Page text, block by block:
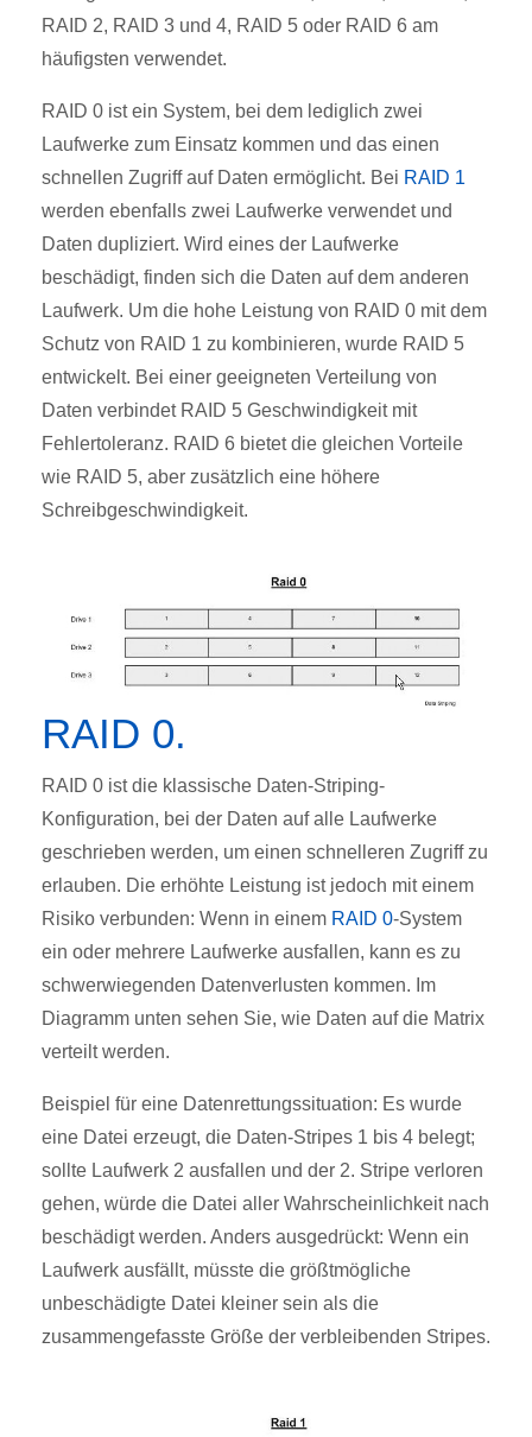
RAID 2, RAID 3 und 4, RAID 5 oder RAID 6 am
häufigsten verwendet.
RAID 0 ist ein System, bei dem lediglich zwei
Laufwerke zum Einsatz kommen und das einen
schnellen Zugriff auf Daten ermöglicht. Bei RAID 1
werden ebenfalls zwei Laufwerke verwendet und
Daten dupliziert. Wird eines der Laufwerke
beschädigt, finden sich die Daten auf dem anderen
Laufwerk. Um die hohe Leistung von RAID 0 mit dem
Schutz von RAID 1 zu kombinieren, wurde RAID 5
entwickelt. Bei einer geeigneten Verteilung von
Daten verbindet RAID 5 Geschwindigkeit mit
Fehlertoleranz. RAID 6 bietet die gleichen Vorteile
wie RAID 5, aber zusätzlich eine höhere
Schreibgeschwindigkeit.
RAID 0.
RAID 0 ist die klassische Daten-Striping-
Konfiguration, bei der Daten auf alle Laufwerke
geschrieben werden, um einen schnelleren Zugriff zu
erlauben. Die erhöhte Leistung ist jedoch mit einem
Risiko verbunden: Wenn in einem RAID 0-System
ein oder mehrere Laufwerke ausfallen, kann es zu
schwerwiegenden Datenverlusten kommen. Im
Diagramm unten sehen Sie, wie Daten auf die Matrix
verteilt werden.
Beispiel für eine Datenrettungssituation: Es wurde
eine Datei erzeugt, die Daten-Stripes 1 bis 4 belegt;
sollte Laufwerk 2 ausfallen und der 2. Stripe verloren
gehen, würde die Datei aller Wahrscheinlichkeit nach
beschädigt werden. Anders ausgedrückt: Wenn ein
Laufwerk ausfällt, müsste die größtmögliche
unbeschädigte Datei kleiner sein als die
zusammengefasste Größe der verbleibenden Stripes.